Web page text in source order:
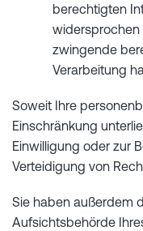
berechtigten
widersprochen
zwingende
Verarbeitung
Soweit Ihre
Einschränkung
Einwilligung oder zur
Verteidigung von
Sie haben außerdem
Aufsichtsbehörde